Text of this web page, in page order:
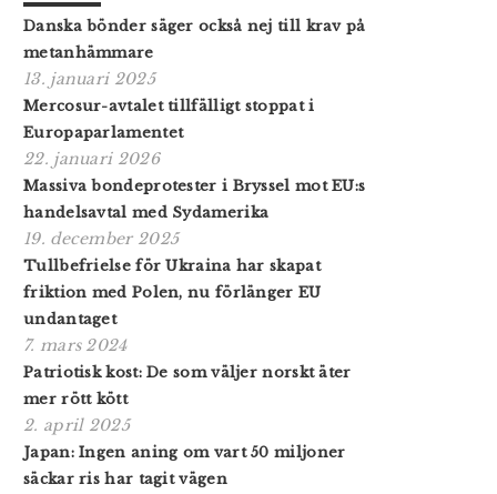
Danska bönder säger också nej till krav på
metanhämmare
13. januari 2025
Mercosur-avtalet tillfälligt stoppat i
Europaparlamentet
22. januari 2026
Massiva bondeprotester i Bryssel mot EU:s
handelsavtal med Sydamerika
19. december 2025
Tullbefrielse för Ukraina har skapat
friktion med Polen, nu förlänger EU
undantaget
7. mars 2024
Patriotisk kost: De som väljer norskt äter
mer rött kött
2. april 2025
Japan: Ingen aning om vart 50 miljoner
säckar ris har tagit vägen